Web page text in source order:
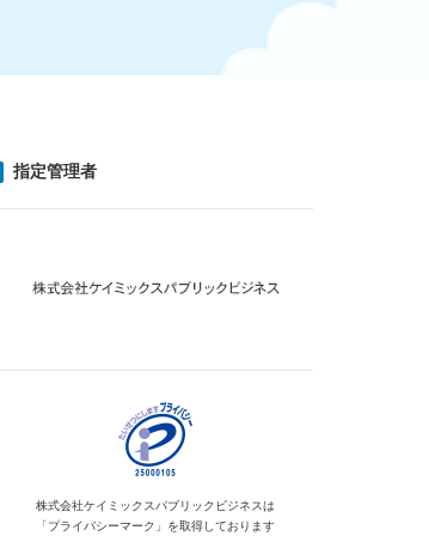
指定管理者
株式会社ケイミックスパブリックビジネスは
「プライバシーマーク」を取得しております